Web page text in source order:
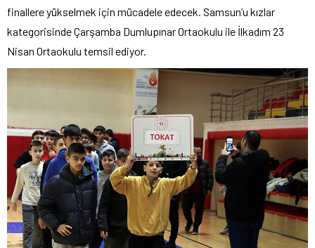
finallere yükselmek için mücadele edecek. Samsun’u kızlar
kategorisinde Çarşamba Dumlupınar Ortaokulu ile İlkadım 23
Nisan Ortaokulu temsil ediyor.